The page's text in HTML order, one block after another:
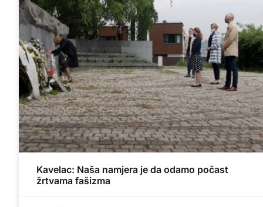
Kavelac: Naša namjera je da odamo počast
žrtvama fašizma